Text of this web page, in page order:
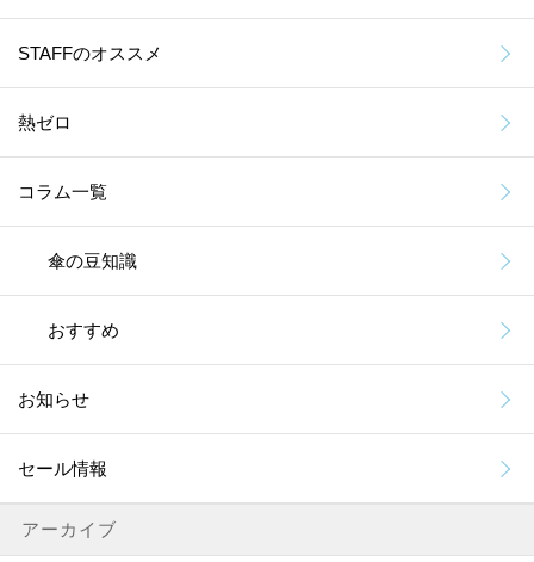
STAFFのオススメ
熱ゼロ
コラム一覧
傘の豆知識
おすすめ
お知らせ
セール情報
アーカイブ